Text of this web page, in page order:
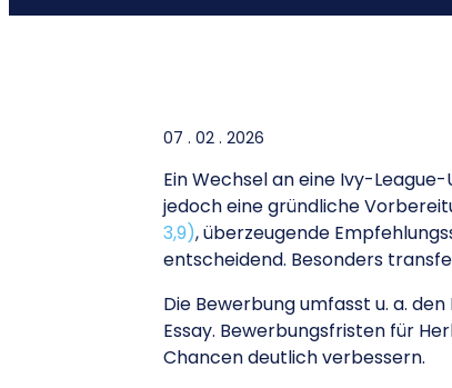
07 . 02 . 2026
Ein Wechsel an eine Ivy-
jedoch eine gründliche
3,9), überzeugende
entscheidend. Besonders
Die Bewerbung umfasst u. a.
Essay. Bewerbungsfristen für
Chancen deutlich verbessern.